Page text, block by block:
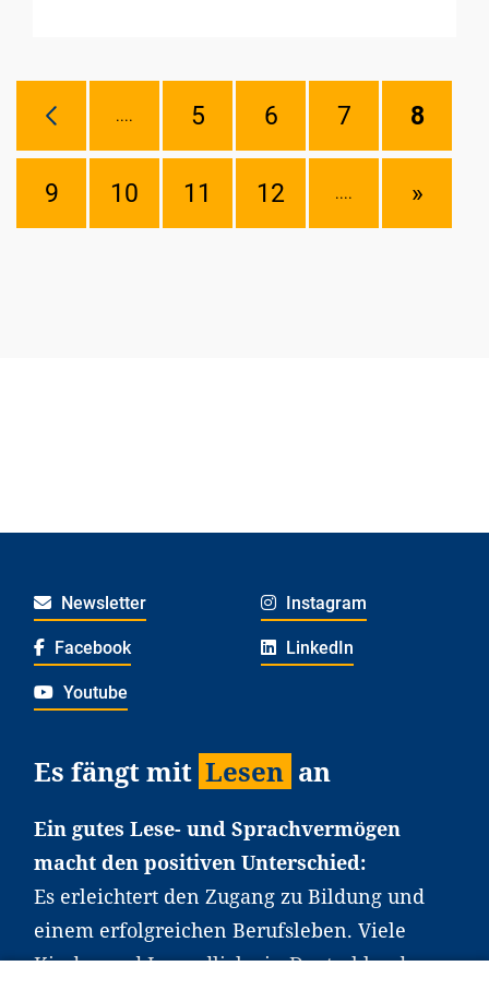
.... 5 6 7 8
9 10 11 12 .... »
Newsletter Instagram
Facebook LinkedIn
Youtube
Es fängt mit Lesen an
Ein gutes Lese- und Sprachvermögen
macht den positiven Unterschied:
Es erleichtert den Zugang zu Bildung und
einem erfolgreichen Berufsleben. Viele
Kinder und Jugendliche in Deutschland